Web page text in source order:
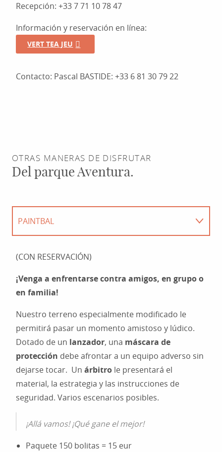
Recepción: +33 7 71 10 78 47
Información y reservación en línea:
VERT TEA JEU
Contacto: Pascal BASTIDE: +33 6 81 30 79 22
OTRAS MANERAS DE DISFRUTAR
Del parque Aventura.
PAINTBAL
PASE DUO AVENTURA
(CON RESERVACIÓN)
¡Venga a enfrentarse contra amigos, en grupo o
en familia!
Nuestro terreno especialmente modificado le
permitirá pasar un momento amistoso y lúdico.
Dotado de un lanzador, una máscara de
protección debe afrontar a un equipo adverso sin
dejarse tocar. Un árbitro le presentará el
material, la estrategia y las instrucciones de
seguridad. Varios escenarios posibles.
¡Allá vamos! ¡Qué gane el mejor!
Paquete 150 bolitas = 15 eur